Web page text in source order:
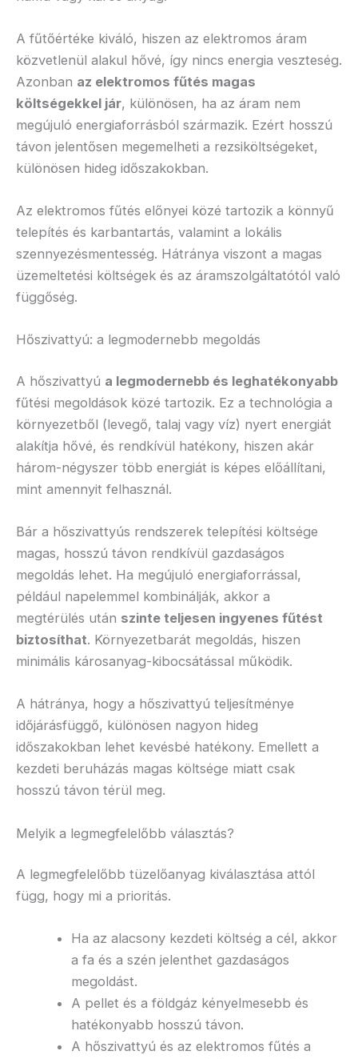
A fűtőértéke kiváló, hiszen az elektromos áram
közvetlenül alakul hővé, így nincs energia veszteség.
Azonban az elektromos fűtés magas
költségekkel jár, különösen, ha az áram nem
megújuló energiaforrásból származik. Ezért hosszú
távon jelentősen megemelheti a rezsiköltségeket,
különösen hideg időszakokban.
Az elektromos fűtés előnyei közé tartozik a könnyű
telepítés és karbantartás, valamint a lokális
szennyezésmentesség. Hátránya viszont a magas
üzemeltetési költségek és az áramszolgáltatótól való
függőség.
Hőszivattyú: a legmodernebb megoldás
A hőszivattyú a legmodernebb és leghatékonyabb
fűtési megoldások közé tartozik. Ez a technológia a
környezetből (levegő, talaj vagy víz) nyert energiát
alakítja hővé, és rendkívül hatékony, hiszen akár
három-négyszer több energiát is képes előállítani,
mint amennyit felhasznál.
Bár a hőszivattyús rendszerek telepítési költsége
magas, hosszú távon rendkívül gazdaságos
megoldás lehet. Ha megújuló energiaforrással,
például napelemmel kombinálják, akkor a
megtérülés után szinte teljesen ingyenes fűtést
biztosíthat. Környezetbarát megoldás, hiszen
minimális károsanyag-kibocsátással működik.
A hátránya, hogy a hőszivattyú teljesítménye
időjárásfüggő, különösen nagyon hideg
időszakokban lehet kevésbé hatékony. Emellett a
kezdeti beruházás magas költsége miatt csak
hosszú távon térül meg.
Melyik a legmegfelelőbb választás?
A legmegfelelőbb tüzelőanyag kiválasztása attól
függ, hogy mi a prioritás.
Ha az alacsony kezdeti költség a cél, akkor
a fa és a szén jelenthet gazdaságos
megoldást.
A pellet és a földgáz kényelmesebb és
hatékonyabb hosszú távon.
A hőszivattyú és az elektromos fűtés a